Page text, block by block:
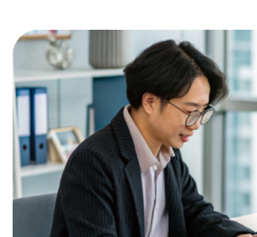
КУРС
ТАРГЕТ ВКОНТАКТЕ
простой способ разобраться в
таргете и начать зарабатывать
больше.
/01
30 уроков раскладывают